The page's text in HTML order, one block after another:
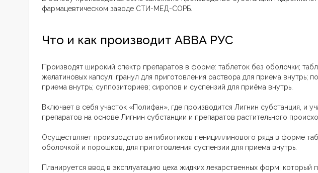
фармацевтическом заводе СТИ-МЕД-СОРБ.
Что и как производит АВВА РУС
Производят широкий спектр препаратов в форме: таблеток без оболочки;
желатиновых капсул; гранул для приготовления раствора для приема внутрь;
приема внутрь; суппозиториев; сиропов и суспензий для приёма внутрь.
Включает в себя участок «Полифан», где производится Лигнин субстанция, и
препаратов на основе Лигнин субстанции и препаратов растительного
Осуществляет производство антибиотиков пенициллинового ряда в форме
оболочкой и порошков, для приготовления суспензии для приема внутрь.
Планируется ввод в эксплуатацию цеха жидких лекарственных форм, который